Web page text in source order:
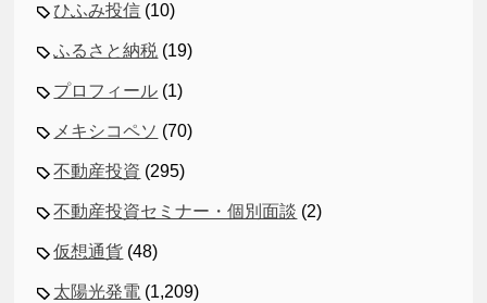
ひふみ投信 (10)
ふるさと納税 (19)
プロフィール (1)
メキシコペソ (70)
不動産投資 (295)
不動産投資セミナー・個別面談 (2)
仮想通貨 (48)
太陽光発電 (1,209)